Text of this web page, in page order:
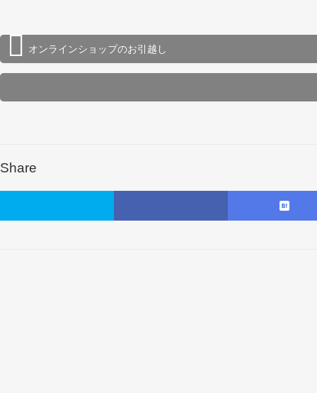
オンラインショップのお引越し
Share